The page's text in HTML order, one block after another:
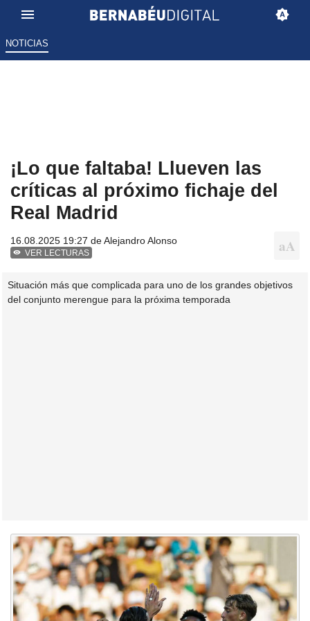
NOTICIAS
¡Lo que faltaba! Llueven las
críticas al próximo fichaje del
Real Madrid
16.08.2025 19:27 deAlejandro Alonso
VER LECTURAS
Situación más que complicada para uno de los grandes objetivos
del conjunto merengue para la próxima temporada